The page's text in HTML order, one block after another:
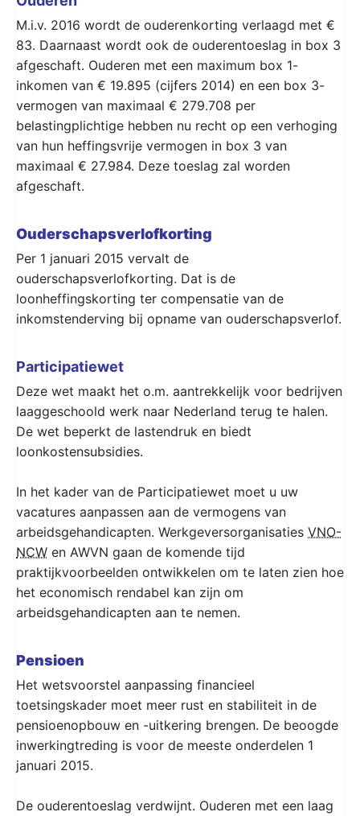
M.i.v. 2016 wordt de ouderenkorting verlaagd met €
83. Daarnaast wordt ook de ouderentoeslag in box 3
afgeschaft. Ouderen met een maximum box 1-
inkomen van € 19.895 (cijfers 2014) en een box 3-
vermogen van maximaal € 279.708 per
belastingplichtige hebben nu recht op een verhoging
van hun heffingsvrije vermogen in box 3 van
maximaal € 27.984. Deze toeslag zal worden
afgeschaft.
Ouderschapsverlofkorting
Per 1 januari 2015 vervalt de
ouderschapsverlofkorting. Dat is de
loonheffingskorting ter compensatie van de
inkomstenderving bij opname van ouderschapsverlof.
Participatiewet
Deze wet maakt het o.m. aantrekkelijk voor bedrijven
laaggeschoold werk naar Nederland terug te halen.
De wet beperkt de lastendruk en biedt
loonkostensubsidies.
In het kader van de Participatiewet moet u uw
vacatures aanpassen aan de vermogens van
arbeidsgehandicapten. Werkgeversorganisaties VNO-
NCW en AWVN gaan de komende tijd
praktijkvoorbeelden ontwikkelen om te laten zien hoe
het economisch rendabel kan zijn om
arbeidsgehandicapten aan te nemen.
Pensioen
Het wetsvoorstel aanpassing financieel
toetsingskader moet meer rust en stabiliteit in de
pensioenopbouw en -uitkering brengen. De beoogde
inwerkingtreding is voor de meeste onderdelen 1
januari 2015.
De ouderentoeslag verdwijnt. Ouderen met een laag